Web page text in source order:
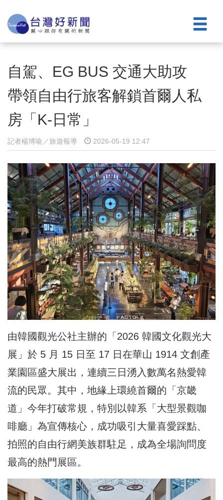
自駕、EG BUS 交通大助攻
帶領自由行旅客解鎖首爾人私
房「K-日常」
記者楊博喻／旅遊報導 2026-05-19 12:47
由韓國觀光公社主辦的「2026 韓國文化觀光大
展」於 5 月 15 日至 17 日在華山 1914 文創產
業園區盛大展出，連續三日湧入數萬名熱愛韓
流的民眾。其中，地緣上環繞首爾的「京畿
道」今年打破常規，特別以韓系「大型景觀咖
啡廳」為宣傳核心，成功吸引大量喜愛踩點、
拍照的自由行網美族群駐足，成為全場詢問度
最高的熱門展區。